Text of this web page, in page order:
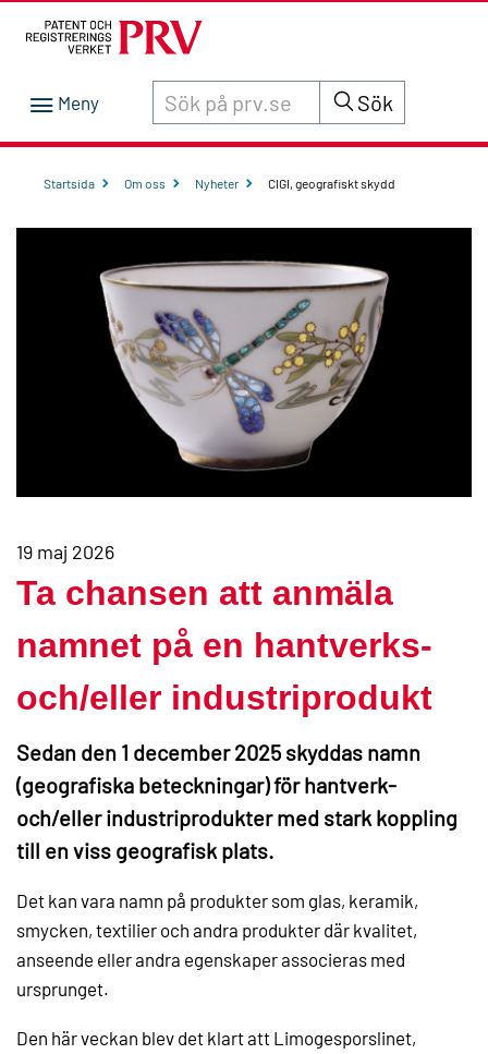
Sök innehåll på siten prv.se Sök
Startsida Om oss Nyheter CIGI, geografiskt skydd
19 maj 2026
Ta chansen att anmäla
namnet på en hantverks-
och/eller industriprodukt
Sedan den 1 december 2025 skyddas namn
(geografiska beteckningar) för hantverk-
och/eller industriprodukter med stark koppling
till en viss geografisk plats.
Det kan vara namn på produkter som glas, keramik,
smycken, textilier och andra produkter där kvalitet,
anseende eller andra egenskaper associeras med
ursprunget.
Den här veckan blev det klart att Limogesporslinet,